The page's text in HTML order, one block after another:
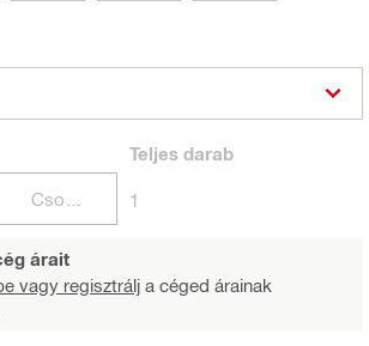
Teljesdarab
1
árait
vagy regisztrálj a céged árainak